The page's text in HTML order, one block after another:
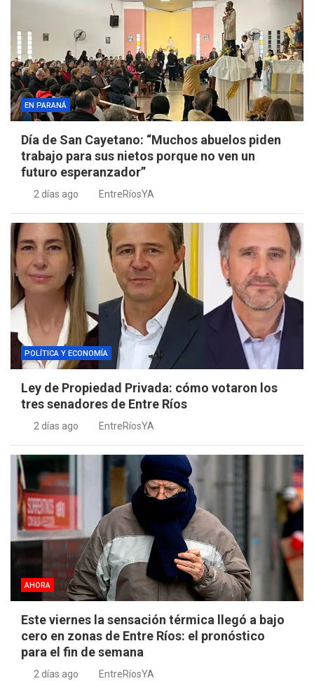
EN PARANÁ
Día de San Cayetano: “Muchos abuelos piden
trabajo para sus nietos porque no ven un
futuro esperanzador”
2 días ago EntreRíosYA
POLÍTICA Y ECONOMÍA
Ley de Propiedad Privada: cómo votaron los
tres senadores de Entre Ríos
2 días ago EntreRíosYA
AHORA
Este viernes la sensación térmica llegó a bajo
cero en zonas de Entre Ríos: el pronóstico
para el fin de semana
2 días ago EntreRíosYA